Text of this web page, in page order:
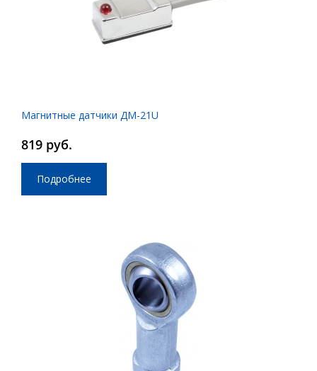
Магнитные датчики ДМ-21U
819 руб.
Подробнее